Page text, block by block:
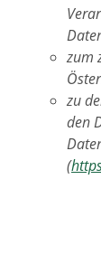
zum
zu
den
(